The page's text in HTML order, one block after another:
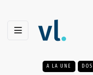
A LA UNE